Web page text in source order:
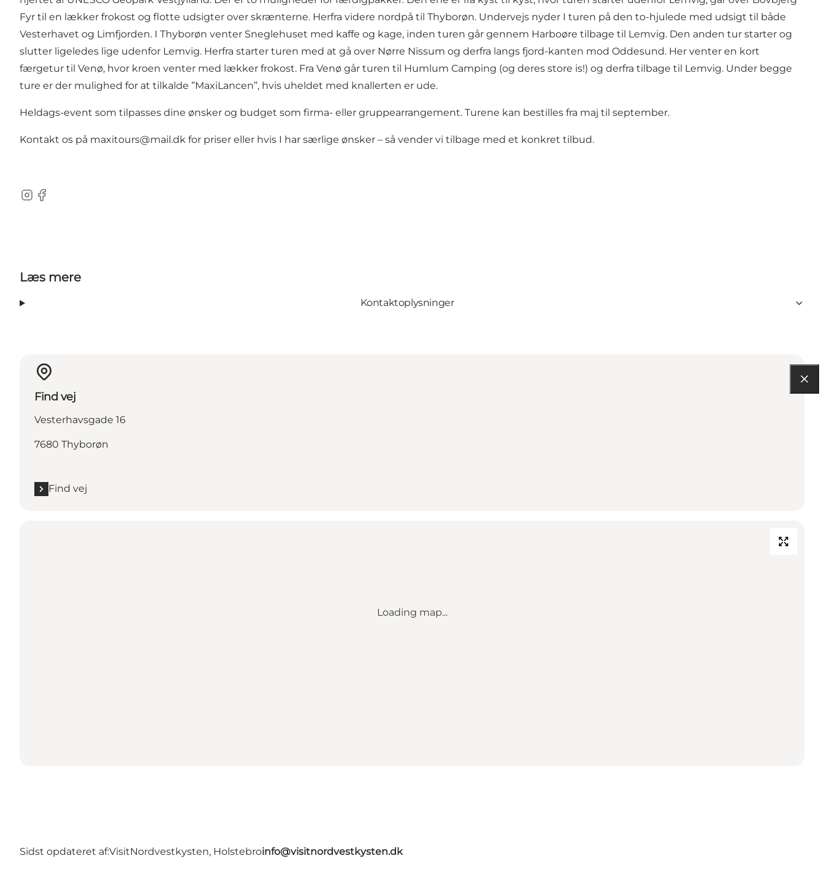
Fyr til en lækker frokost og flotte udsigter over skrænterne. Herfra videre nordpå til Thyborøn. Undervejs nyder I turen på den to-hjulede med udsigt til både
Vesterhavet og Limfjorden. I Thyborøn venter Sneglehuset med kaffe og kage, inden turen går gennem Harboøre tilbage til Lemvig. Den anden tur starter og
slutter ligeledes lige udenfor Lemvig. Herfra starter turen med at gå over Nørre Nissum og derfra langs fjord-kanten mod Oddesund. Her venter en kort
færgetur til Venø, hvor kroen venter med lækker frokost. Fra Venø går turen til Humlum Camping (og deres store is!) og derfra tilbage til Lemvig. Under begge
ture er der mulighed for at tilkalde ”MaxiLancen”, hvis uheldet med knallerten er ude.
Heldags-event som tilpasses dine ønsker og budget som firma- eller gruppearrangement. Turene kan bestilles fra maj til september.
Kontakt os på maxitours@mail.dk for priser eller hvis I har særlige ønsker – så vender vi tilbage med et konkret tilbud.
Instagram
Facebook
Læs mere
Kontaktoplysninger
Find vej
Vesterhavsgade 16
7680 Thyborøn
Find vej
Loading map...
Sidst opdateret af:VisitNordvestkysten, Holstebroinfo@visitnordvestkysten.dk